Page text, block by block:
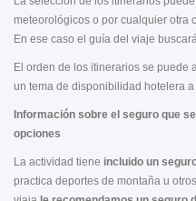
meteorológicos o por cualquier otra
En ese caso el guía del viaje
El orden de los itinerarios se puede
un tema de disponibilidad hotelera
Información sobre el seguro que
opciones
La actividad tiene incluido un
practica deportes de montaña u